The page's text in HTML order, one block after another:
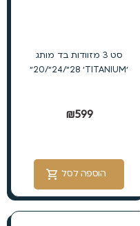
סט 3 מזוודות בד מותג
׳TITANIUM׳ 28״/24״/20״
₪599
הוספה לסל